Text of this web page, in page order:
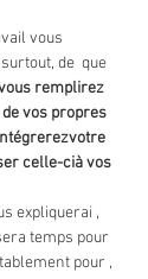
vous
de que
remplirez
vos propres
votre
celle-cià vos
expliquerai ,
temps pour
pour ,